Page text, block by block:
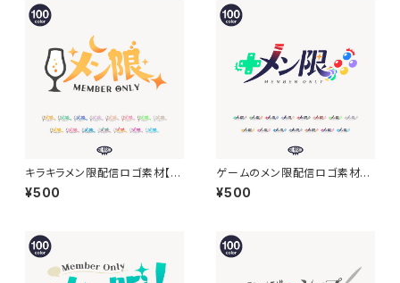
キラキラメン限配信ロゴ素材【フ
リー素材・サムネ素材】
¥500
ゲームのメン限配信ロゴ素材
【フリー素材・サムネ素材】
¥500